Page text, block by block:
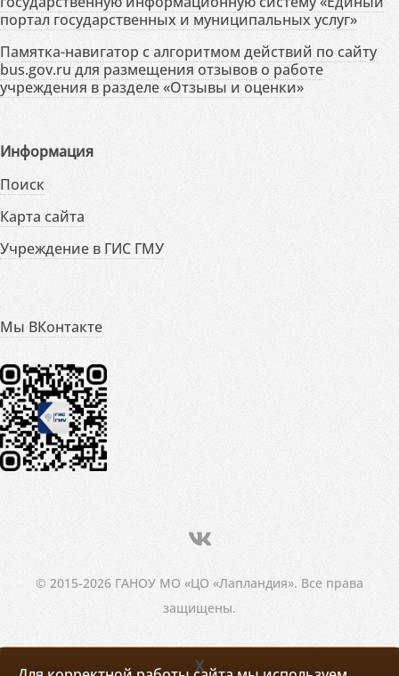
портал государственных и муниципальных услуг»
Памятка-навигатор с алгоритмом действий по сайту
bus.gov.ru для размещения отзывов о работе
учреждения в разделе «Отзывы и оценки»
Информация
Поиск
Карта сайта
Учреждение в ГИС ГМУ
Мы ВКонтакте
© 2015-2026 ГАНОУ МО «ЦО «Лапландия». Все права
защищены.
X